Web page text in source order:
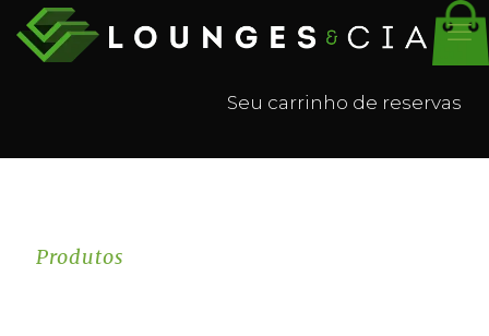
Seu carrinho de reservas
Produtos